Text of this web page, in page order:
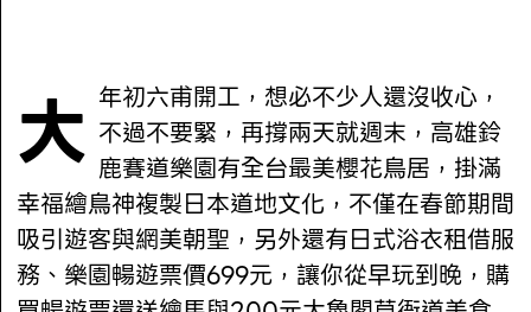
大年初六甫開工，想必不少人還沒收心， 不過不要緊，再撐兩天就週末，高雄鈴
鹿賽道樂園有全台最美櫻花鳥居，掛滿
幸福繪鳥神複製日本道地文化，不僅在春節期間
吸引遊客與網美朝聖，另外還有日式浴衣租借服
務、樂園暢遊票價699元，讓你從早玩到晚，購